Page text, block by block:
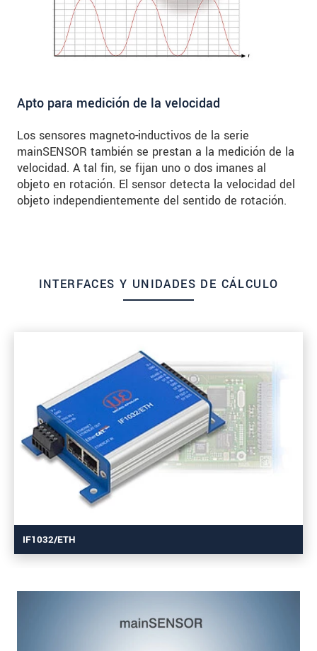
Apto para medición de la velocidad
Los sensores magneto-inductivos de la serie
mainSENSOR también se prestan a la medición de la
velocidad. A tal fin, se fijan uno o dos imanes al
objeto en rotación. El sensor detecta la velocidad del
objeto independientemente del sentido de rotación.
INTERFACES Y UNIDADES DE CÁLCULO
IF1032/ETH